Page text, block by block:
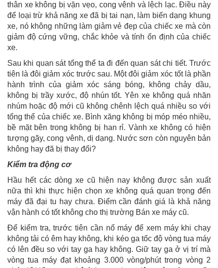
thân xe không bị vặn vẹo, cong vênh và lệch lạc. Điều này
để loại trừ khả năng xe đã bị tai nạn, làm biến dạng khung
xe, nó không những làm giảm vẻ đẹp của chiếc xe mà còn
giảm độ cứng vững, chắc khỏe và tính ổn định của chiếc
xe.
Sau khi quan sát tổng thể ta đi đến quan sát chi tiết. Trước
tiên là đôi giảm xóc trước sau. Một đôi giảm xóc tốt là phần
hành trình của giảm xóc sáng bóng, không chảy dầu,
không bị trầy xước, độ nhún tốt. Yên xe không quá nhăn
nhúm hoặc độ mới cũ không chênh lệch quá nhiều so với
tổng thể của chiếc xe. Bình xăng không bị móp méo nhiều,
bề mặt bên trong không bị han rỉ. Vành xe không có hiện
tượng gãy, cong vênh, dị dạng. Nước sơn còn nguyên bản
không hay đã bị thay đổi?
Kiểm tra động cơ
Hầu hết các dòng xe cũ hiện nay không được sản xuất
nữa thì khi thực hiện chọn xe không quá quan trọng đến
máy đã đại tu hay chưa. Điểm cần đánh giá là khả năng
vận hành có tốt không cho thị trường Bán xe máy cũ.
Để kiểm tra, trước tiên cần nổ máy để xem máy khi chạy
không tải có êm hay không, khi kéo ga tốc độ vòng tua máy
có lên đều so với tay ga hay không. Giữ tay ga ở vị trí mà
vòng tua máy đạt khoảng 3.000 vòng/phút trong vòng 2